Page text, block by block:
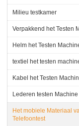
Milieu testkamer
Verpakkend het Testen
Helm het Testen
textiel het testen
Kabel het Testen
Lederen testen Machine
Het mobiele Materiaal
Telefoontest